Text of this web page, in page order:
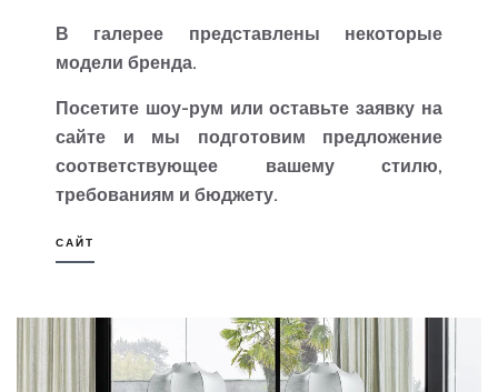
В галерее представлены некоторые
модели бренда.
Посетите шоу-рум или оставьте заявку на
сайте и мы подготовим предложение
соответствующее вашему стилю,
требованиям и бюджету.
САЙТ